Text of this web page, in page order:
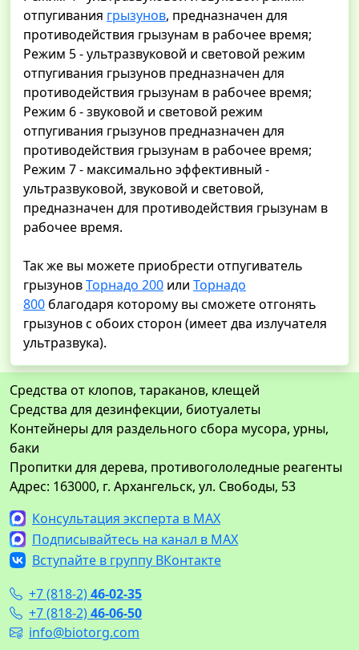
отпугивания грызунов, предназначен для
противодействия грызунам в рабочее время;
Режим 5 - ультразвуковой и световой режим
отпугивания грызунов предназначен для
противодействия грызунам в рабочее время;
Режим 6 - звуковой и световой режим
отпугивания грызунов предназначен для
противодействия грызунам в рабочее время;
Режим 7 - максимально эффективный -
ультразвуковой, звуковой и световой,
предназначен для противодействия грызунам в
рабочее время.
Так же вы можете приобрести отпугиватель
грызуновТорнадо 200 или Торнадо
800 благодаря которому вы сможете отгонять
грызунов с обоих сторон (имеет два излучателя
ультразвука).
Средства от клопов, тараканов, клещей
Средства для дезинфекции, биотуалеты
Контейнеры для раздельного сбора мусора, урны,
баки
Пропитки для дерева, противогололедные реагенты
Адрес: 163000, г. Архангельск, ул. Свободы, 53
Консультация эксперта в MAX
Подписывайтесь на канал в MAX
Вступайте в группу ВКонтакте
+7 (818-2)46-02-35
+7 (818-2)46-06-50
info@biotorg.com